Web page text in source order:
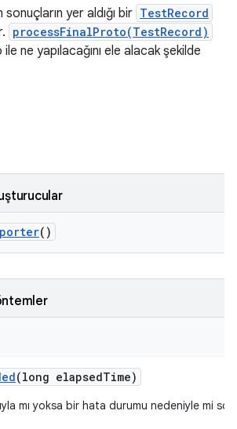
yer aldığı bir TestRecord
processFinalProto(TestRecord)
ne yapılacağını ele alacak şekilde
()
(long elapsedTime)
mı yoksa bir hata durumu nedeniyle mi